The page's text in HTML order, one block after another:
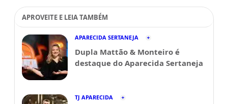
APROVEITE E LEIA TAMBÉM
APARECIDA SERTANEJA
Dupla Mattão & Monteiro é
destaque do Aparecida Sertaneja
TJ APARECIDA